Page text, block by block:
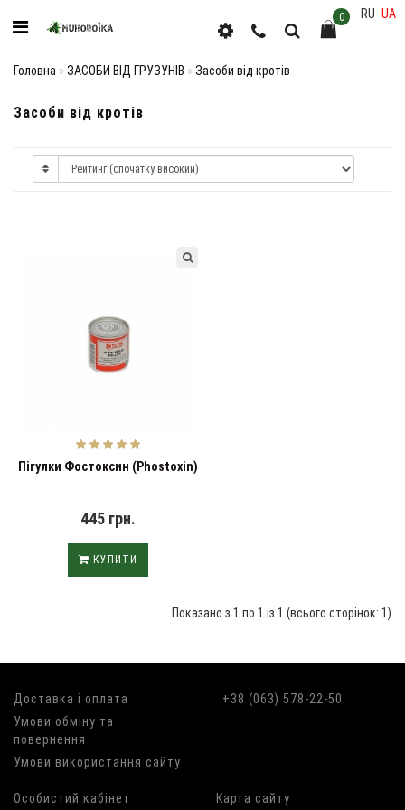
RU UA
0
Головна ЗАСОБИ ВІД ГРУЗУНІВ Засоби від кротів
Засоби від кротів
Пігулки Фостоксин (Phostoxin)
445 грн.
КУПИТИ
Показано з 1 по 1 із 1 (всього сторінок: 1)
Доставка і оплата
Умови обміну та
повернення
Умови використання сайту
+38 (063) 578-22-50
Особистий кабінет Карта сайту